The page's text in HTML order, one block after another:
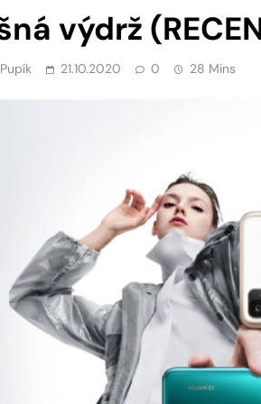
výdrž
21.10.2020 0 28 Mins